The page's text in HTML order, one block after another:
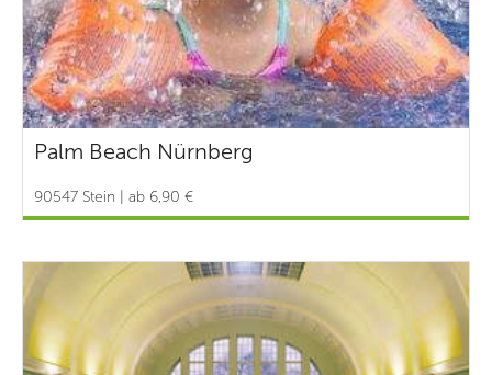
Palm Beach Nürnberg
90547 Stein | ab 6,90 €